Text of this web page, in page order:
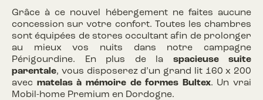
Grâce à ce nouvel hébergement ne faites aucune
concession sur votre confort. Toutes les chambres
sont équipées de stores occultant afin de prolonger
au mieux vos nuits dans notre campagne
Périgourdine. En plus de la spacieuse suite
parentale, vous disposerez d’un grand lit 160 x 200
avec matelas à mémoire de formes Bultex. Un vrai
Mobil-home Premium en Dordogne.